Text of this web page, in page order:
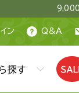
9,000
ン Q&A
探す